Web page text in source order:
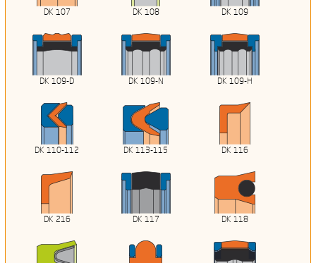
DK 107 DK 108 DK 109
DK 109-D DK 109-N DK 109-H
DK 110-112 DK 113-115 DK 116
DK 216 DK 117 DK 118